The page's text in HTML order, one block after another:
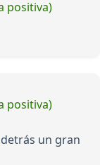
positiva)
positiva)
un gran